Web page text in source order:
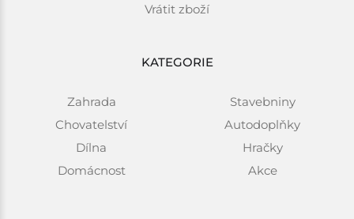
Vrátit zboží
KATEGORIE
Zahrada
Chovatelství
Dílna
Domácnost
Stavebniny
Autodoplňky
Hračky
Akce